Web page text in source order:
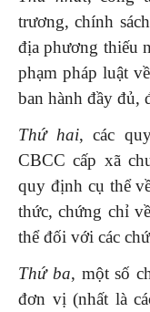
trương, chính
địa phương thiếu
phạm pháp luật
ban hành đầy đủ,
Thứ hai, các
CBCC cấp xã
quy định cụ thể
thức, chứng chỉ
thể đối với các
Thứ ba, một số
đơn vị (nhất là